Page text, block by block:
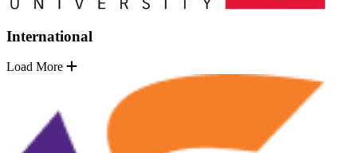
International
Load More